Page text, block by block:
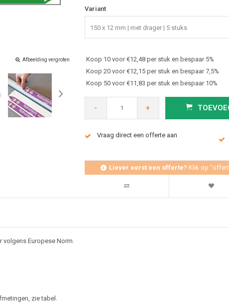
Afbeelding vergroten Afbeelding
Variant
150 x 12 mm | met drager | 5 stuks
Koop 10 voor €12,48 per stuk en bespaar 5%
Koop 20 voor €12,15 per stuk en bespaar 7,5%
Koop 50 voor €11,83 per stuk en bespaar 10%
- +
Vraag direct een offerte aan
Liever eerst een offerte? Klik op
Europese Norm.
zie tabel.